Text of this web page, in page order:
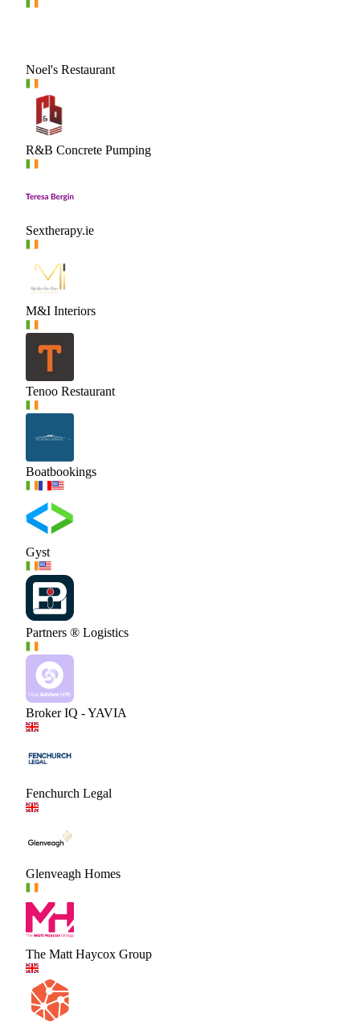
Noel's Restaurant
R&B Concrete Pumping
Sextherapy.ie
M&I Interiors
Tenoo Restaurant
Boatbookings
Gyst
Partners ® Logistics
Broker IQ - YAVIA
Fenchurch Legal
Glenveagh Homes
The Matt Haycox Group